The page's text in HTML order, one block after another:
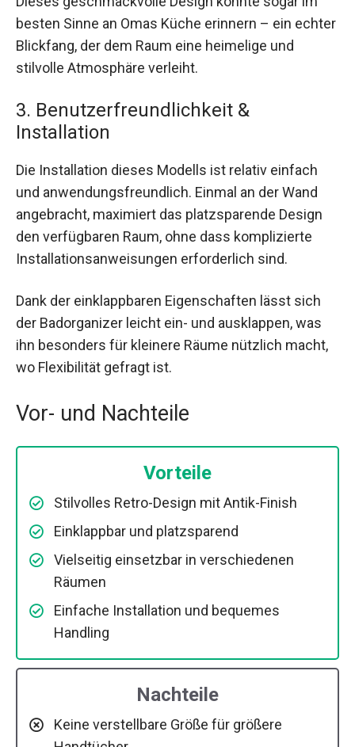
besten Sinne an Omas Küche erinnern – ein echter
Blickfang, der dem Raum eine heimelige und
stilvolle Atmosphäre verleiht.
3. Benutzerfreundlichkeit &
Installation
Die Installation dieses Modells ist relativ einfach
und anwendungsfreundlich. Einmal an der Wand
angebracht, maximiert das platzsparende Design
den verfügbaren Raum, ohne dass komplizierte
Installationsanweisungen erforderlich sind.
Dank der einklappbaren Eigenschaften lässt sich
der Badorganizer leicht ein- und ausklappen, was
ihn besonders für kleinere Räume nützlich macht,
wo Flexibilität gefragt ist.
Vor- und Nachteile
Vorteile
Stilvolles Retro-Design mit Antik-Finish
Einklappbar und platzsparend
Vielseitig einsetzbar in verschiedenen
Räumen
Einfache Installation und bequemes
Handling
Nachteile
Keine verstellbare Größe für größere